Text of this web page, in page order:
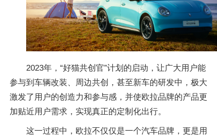
2023年，“好猫共创官”计划的启动，让广大用户能
参与到车辆改装、周边共创，甚至新车的研发中，极大
激发了用户的创造力和参与感，并使欧拉品牌的产品更
加贴近用户需求，实现真正的定制化出行。
这一过程中，欧拉不仅仅是一个汽车品牌，更是用